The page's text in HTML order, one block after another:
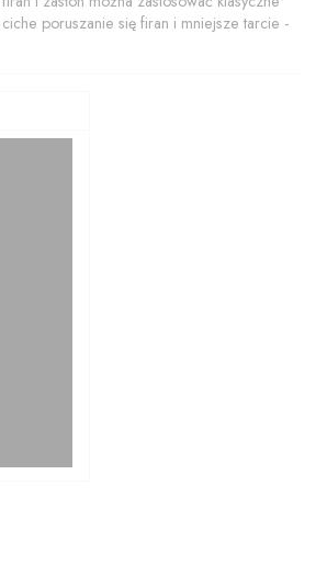
poruszanie się firan i mniejsze tarcie -